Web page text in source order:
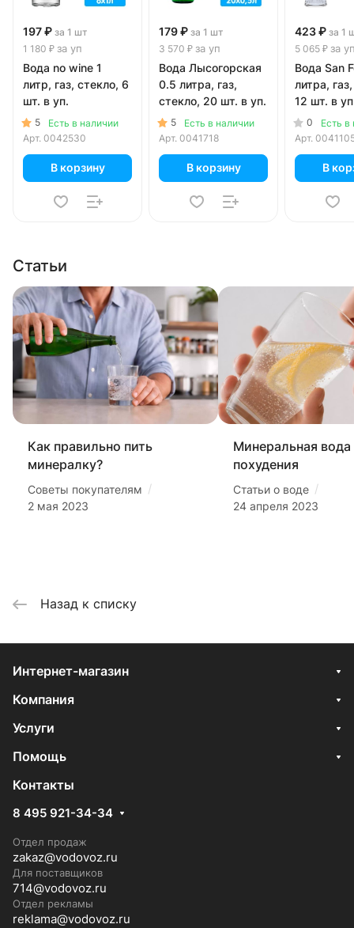
197 ₽ за 1 шт
1 180 ₽ за уп
Вода no wine 1
литр, газ, стекло, 6
шт. в уп.
5
Есть в наличии
Арт. 0042530
В корзину
179 ₽ за 1 шт
3 570 ₽ за уп
Вода Лысогорская
0.5 литра, газ,
стекло, 20 шт. в уп.
5
Есть в наличии
Арт. 0041718
В корзину
423 ₽ за 1
5 065 ₽ за
Вода San
литра,
12 шт. в
0
Есть в
Арт.
В
Статьи
Как правильно пить
минералку?
Советы покупателям /
2 мая 2023
Минеральная вода
похудения
Статьи о воде /
24 апреля 2023
Назад к списку
Интернет-магазин
Компания
Услуги
Помощь
Контакты
8 495 921-34-34
Отдел продаж
zakaz@vodovoz.ru
Для поставщиков
714@vodovoz.ru
Отдел рекламы
reklama@vodovoz.ru